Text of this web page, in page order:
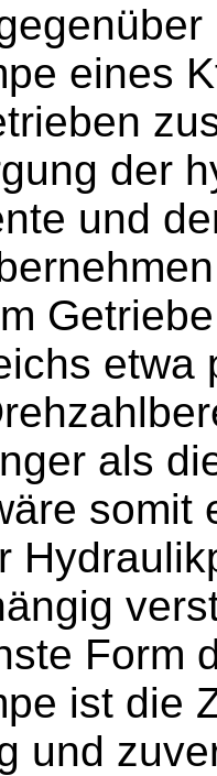
eines
der
und
etwa
als
somit
Form
ist die
und